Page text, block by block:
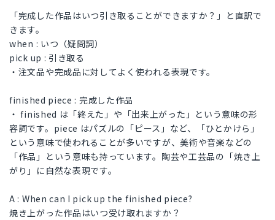
「完成した作品はいつ引き取ることができますか？」と直訳で
きます。
when : いつ（疑問詞）
pick up : 引き取る
・注文品や完成品に対してよく使われる表現です。
finished piece : 完成した作品
・ finished は「終えた」や「出来上がった」という意味の形
容詞です。piece はパズルの「ピース」など、「ひとかけら」
という意味で使われることが多いですが、美術や音楽などの
「作品」という意味も持っています。陶芸や工芸品の「焼き上
がり」に自然な表現です。
A : When can I pick up the finished piece?
焼き上がった作品はいつ受け取れますか？